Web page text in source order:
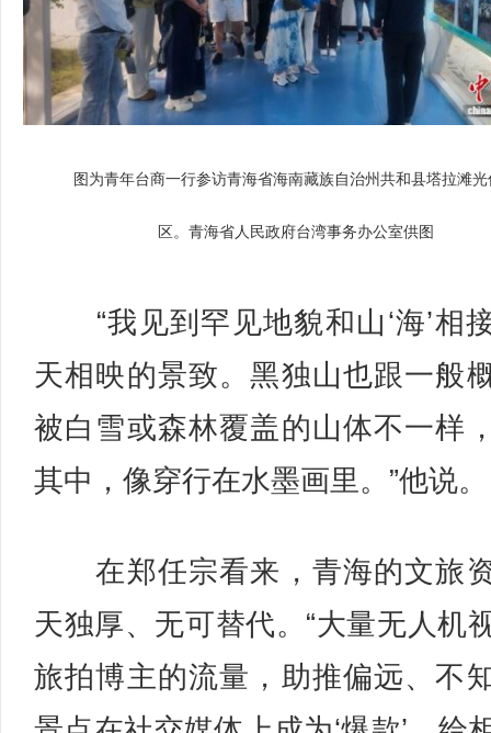
图为青年台商一行参访青海省海南藏族自治州共和县塔拉滩光
区。青海省人民政府台湾事务办公室供图
“我见到罕见地貌和山‘海’相
天相映的景致。黑独山也跟一般
被白雪或森林覆盖的山体不一样
其中，像穿行在水墨画里。”他说。
在郑任宗看来，青海的文旅
天独厚、无可替代。“大量无人机
旅拍博主的流量，助推偏远、不